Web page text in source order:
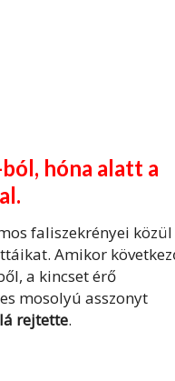
hóna alatt a
faliszekrényei közül
Amikor
a kincset érő
mosolyú asszonyt
rejtette.